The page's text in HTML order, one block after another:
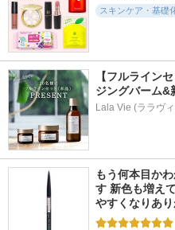
5.4
7490件
ルルルン ハイドラ
EX マスク
ルルルン
5.1
Basic ス
レンジン
スキンケア・基礎
【フルライン
ジングバーム&
Lala Vie (ララヴ
もう何本目か
す 新色も増え
やすくなりあ